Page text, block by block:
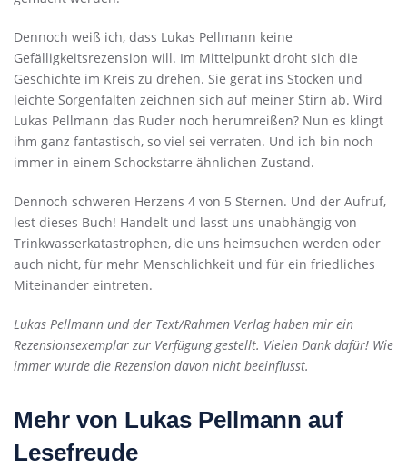
Dennoch weiß ich, dass Lukas Pellmann keine
Gefälligkeitsrezension will. Im Mittelpunkt droht sich die
Geschichte im Kreis zu drehen. Sie gerät ins Stocken und
leichte Sorgenfalten zeichnen sich auf meiner Stirn ab. Wird
Lukas Pellmann das Ruder noch herumreißen? Nun es klingt
ihm ganz fantastisch, so viel sei verraten. Und ich bin noch
immer in einem Schockstarre ähnlichen Zustand.
Dennoch schweren Herzens 4 von 5 Sternen. Und der Aufruf,
lest dieses Buch! Handelt und lasst uns unabhängig von
Trinkwasserkatastrophen, die uns heimsuchen werden oder
auch nicht, für mehr Menschlichkeit und für ein friedliches
Miteinander eintreten.
Lukas Pellmann und der Text/Rahmen Verlag haben mir ein
Rezensionsexemplar zur Verfügung gestellt. Vielen Dank dafür! Wie
immer wurde die Rezension davon nicht beeinflusst.
Mehr von Lukas Pellmann auf
Lesefreude